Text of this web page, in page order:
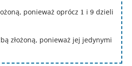
ponieważ oprócz 11 i 9
9 dzieli
złożoną, ponieważ jej jedynymi